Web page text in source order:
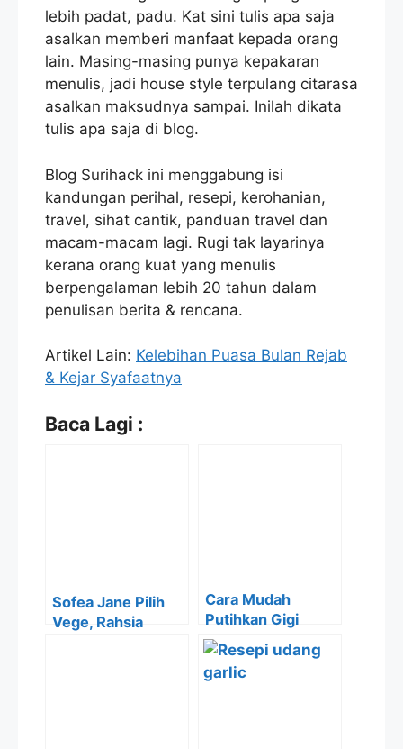
lebih padat, padu. Kat sini tulis apa saja
asalkan memberi manfaat kepada orang
lain. Masing-masing punya kepakaran
menulis, jadi house style terpulang citarasa
asalkan maksudnya sampai. Inilah dikata
tulis apa saja di blog.
Blog Surihack ini menggabung isi
kandungan perihal, resepi, kerohanian,
travel, sihat cantik, panduan travel dan
macam-macam lagi. Rugi tak layarinya
kerana orang kuat yang menulis
berpengalaman lebih 20 tahun dalam
penulisan berita & rencana.
Artikel Lain: Kelebihan Puasa Bulan Rejab
& Kejar Syafaatnya
Baca Lagi :
Sofea Jane Pilih
Vege, Rahsia
Cara Mudah
Putihkan Gigi
Kuning Guna
Baking Soda